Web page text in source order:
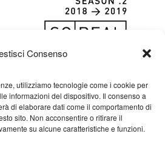
Consenso
utilizziamo tecnologie come i cookie per
informazioni del dispositivo. Il consenso a
di elaborare dati come il comportamento di
sito. Non acconsentire o ritirare il
su alcune caratteristiche e funzioni.